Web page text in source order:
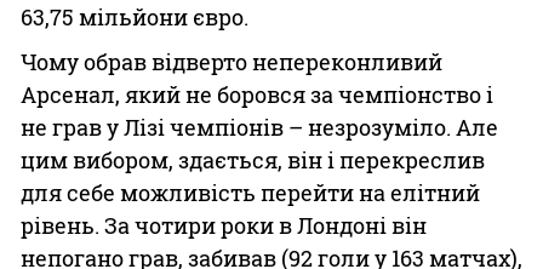
63,75 мільйони євро.
Чому обрав відверто непереконливий
Арсенал, який не боровся за чемпіонство і
не грав у Лізі чемпіонів – незрозуміло. Але
цим вибором, здається, він і перекреслив
для себе можливість перейти на елітний
рівень. За чотири роки в Лондоні він
непогано грав, забивав (92 голи у 163 матчах),